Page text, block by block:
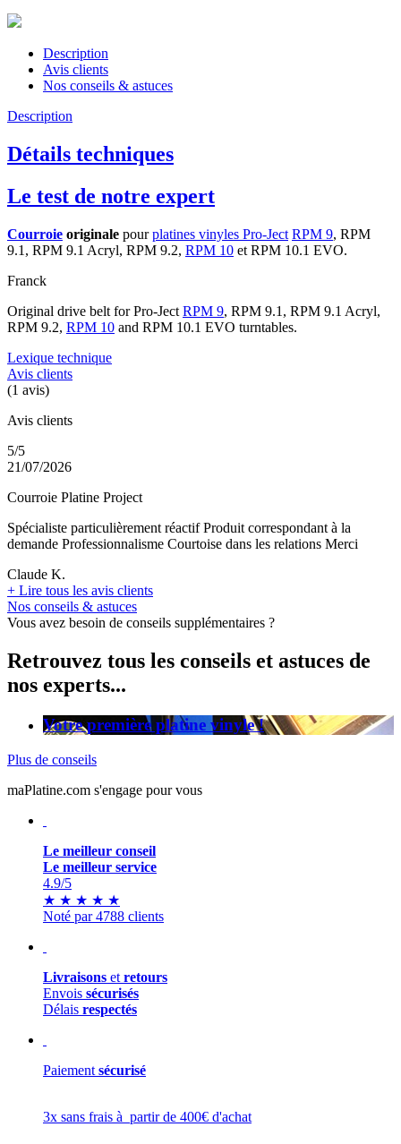
Description
Avis clients
Nos conseils & astuces
Description
Détails techniques
Le test de notre expert
Courroie originale pourplatines vinyles Pro-Ject RPM 9, RPM
9.1, RPM 9.1 Acryl, RPM 9.2, RPM 10 et RPM 10.1 EVO.
Franck
Original drive belt for Pro-Ject RPM 9, RPM 9.1, RPM 9.1 Acryl,
RPM 9.2, RPM 10 and RPM 10.1 EVO turntables.
Lexique technique
Avis clients
(1 avis)
Avis clients
5/5
21/07/2026
Courroie Platine Project
Spécialiste particulièrement réactif Produit correspondant à la
demande Professionnalisme Courtoise dans les relations Merci
Claude K.
+ Lire tous les avis clients
Nos conseils & astuces
Vous avez besoin de conseils supplémentaires ?
Retrouvez tous les conseils et astuces de
nos experts...
Votre première platine vinyle !
Plus de conseils
maPlatine.com s'engage pour vous
Le meilleur conseil
Le meilleur service
4.9/5
★ ★ ★ ★ ★
Noté par 4788 clients
Livraisons et retours
Envois sécurisés
Délais respectés
Paiement sécurisé
3x sans frais à partir de 400€ d'achat